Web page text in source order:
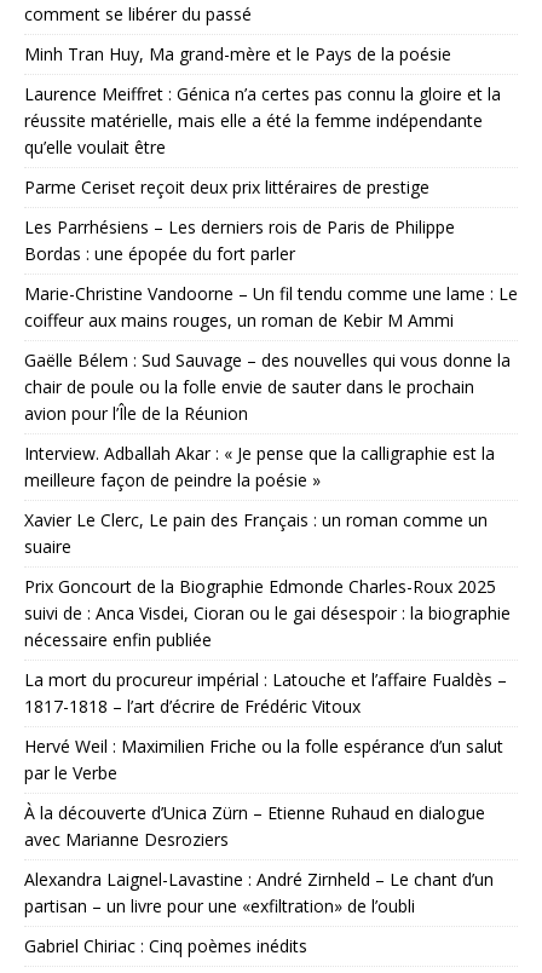
comment se libérer du passé
Minh Tran Huy, Ma grand-mère et le Pays de la poésie
Laurence Meiffret : Génica n’a certes pas connu la gloire et la
réussite matérielle, mais elle a été la femme indépendante
qu’elle voulait être
Parme Ceriset reçoit deux prix littéraires de prestige
Les Parrhésiens – Les derniers rois de Paris de Philippe
Bordas : une épopée du fort parler
Marie-Christine Vandoorne – Un fil tendu comme une lame : Le
coiffeur aux mains rouges, un roman de Kebir M Ammi
Gaëlle Bélem : Sud Sauvage – des nouvelles qui vous donne la
chair de poule ou la folle envie de sauter dans le prochain
avion pour l’Île de la Réunion
Interview. Adballah Akar : « Je pense que la calligraphie est la
meilleure façon de peindre la poésie »
Xavier Le Clerc, Le pain des Français : un roman comme un
suaire
Prix Goncourt de la Biographie Edmonde Charles-Roux 2025
suivi de : Anca Visdei, Cioran ou le gai désespoir : la biographie
nécessaire enfin publiée
La mort du procureur impérial : Latouche et l’affaire Fualdès –
1817-1818 – l’art d’écrire de Frédéric Vitoux
Hervé Weil : Maximilien Friche ou la folle espérance d’un salut
par le Verbe
À la découverte d’Unica Zürn – Etienne Ruhaud en dialogue
avec Marianne Desroziers
Alexandra Laignel-Lavastine : André Zirnheld – Le chant d’un
partisan – un livre pour une «exfiltration» de l’oubli
Gabriel Chiriac : Cinq poèmes inédits